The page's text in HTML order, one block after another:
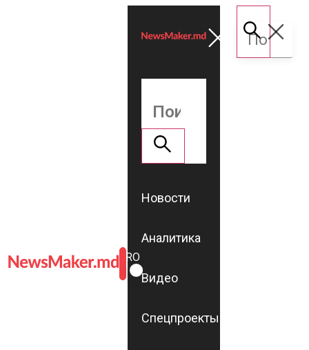
ROMÂNĂ
RU
Новости
Аналитика
Видео
Спецпроекты